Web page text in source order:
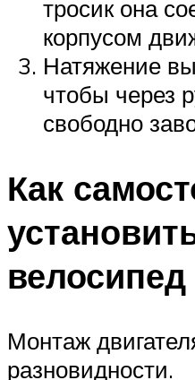
тросик она
корпусом
Натяжение
чтобы через
свободно
Как
велосипед
Монтаж
разновидности.